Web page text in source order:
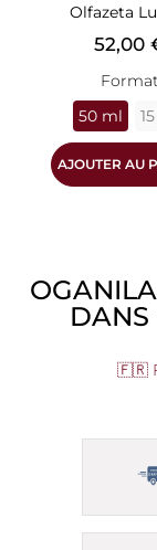
Olfazeta
Prix
52,00
Format
50 ml
AJOUTER AU
DANS
🇫🇷